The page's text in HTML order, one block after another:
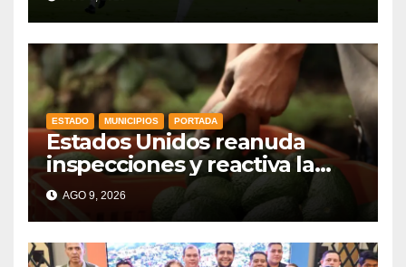
ESTADO MUNICIPIOS PORTADA
Estados Unidos reanuda
inspecciones y reactiva la
exportación de aguacate
mexicano
AGO 9, 2026